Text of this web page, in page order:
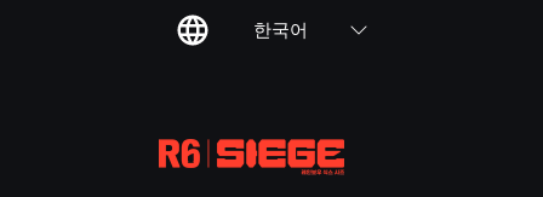
한국어